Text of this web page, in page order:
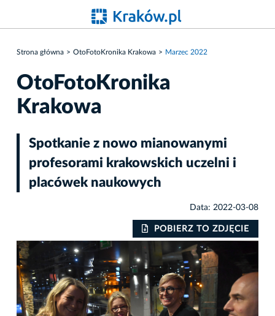
Strona główna OtoFotoKronika Krakowa Marzec 2022
OtoFotoKronika
Krakowa
Spotkanie z nowo mianowanymi
profesorami krakowskich uczelni i
placówek naukowych
Data: 2022-03-08
POBIERZ TO ZDJĘCIE